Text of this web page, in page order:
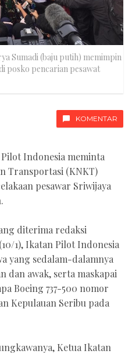
Sumadi (baju putih) memimpin
posko pencarian pesawat
KOMENTAR
Indonesia meminta
Transportasi (KNKT)
pesawar Sriwijaya
diterima redaksi
1), Ikatan Pilot Indonesia
yang sedalam-dalamnya
dan awak, serta maskapai
Boeing 737-500 nomor
Kepulauan Seribu pada
Ketua Ikatan